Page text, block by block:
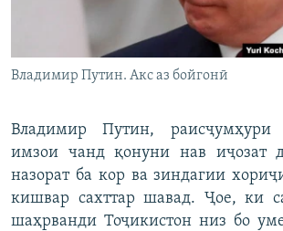
Владимир Путин. Акс аз бойгонӣ
Владимир Путин, раисҷумҳури
имзои чанд қонуни нав иҷозат
назорат ба кор ва зиндагии
кишвар сахттар шавад. Ҷое, ки
шаҳрванди Тоҷикистон низ бо